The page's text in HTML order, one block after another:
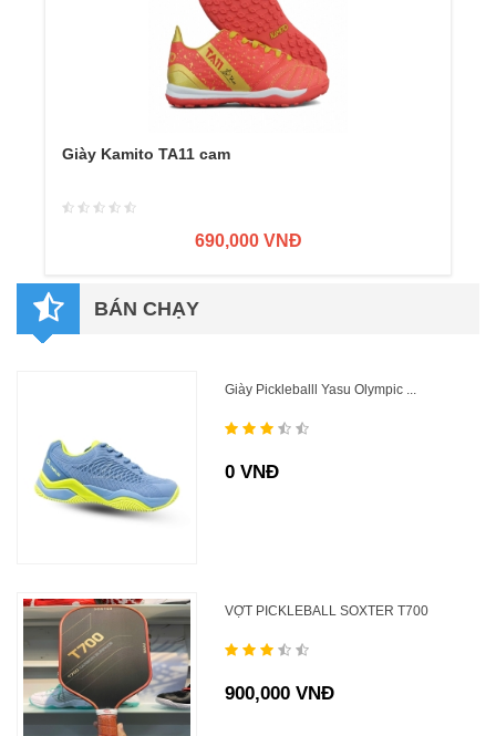
Giày Kamito TA11 cam
690,000 VNĐ
BÁN CHẠY
Giày Pickleballl Yasu Olympic ...
0 VNĐ
VỢT PICKLEBALL SOXTER T700
900,000 VNĐ